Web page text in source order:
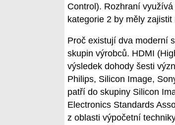
Control). Rozhraní
kategorie 2 by měly
Proč existují dva moderní
skupin výrobců. HDMI
výsledek dohody šesti
Philips, Silicon Image,
patří do skupiny Silicon
Electronics Standards
z oblasti výpočetní